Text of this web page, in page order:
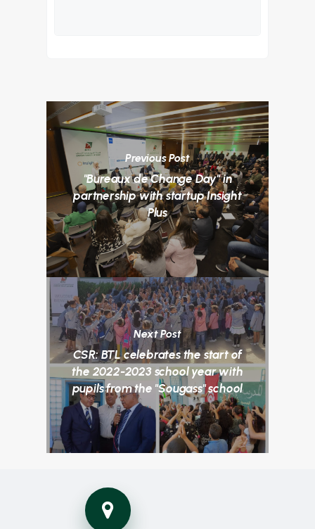
Previous Post
"Bureaux de Change Day" in
partnership with startup Insight
Plus
Next Post
CSR: BTL celebrates the start of
the 2022-2023 school year with
pupils from the "Sougass" school